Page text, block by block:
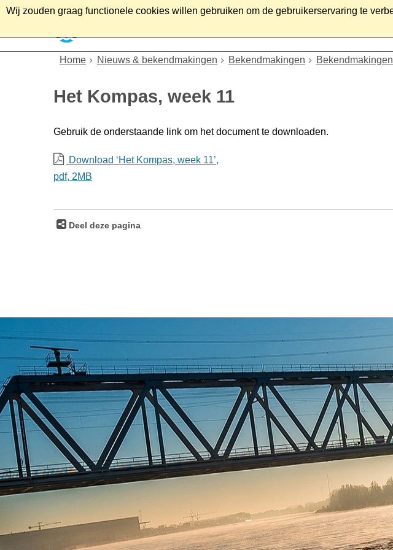
Wij zouden graag functionele cookies willen gebruiken om de gebruikerservaring te
Home Nieuws & bekendmakingen Bekendmakingen
Het Kompas, week 11
Gebruik de onderstaande link om het document te downloaden.
Download ‘Het Kompas, week 11’,
pdf, 2MB
Deel deze pagina